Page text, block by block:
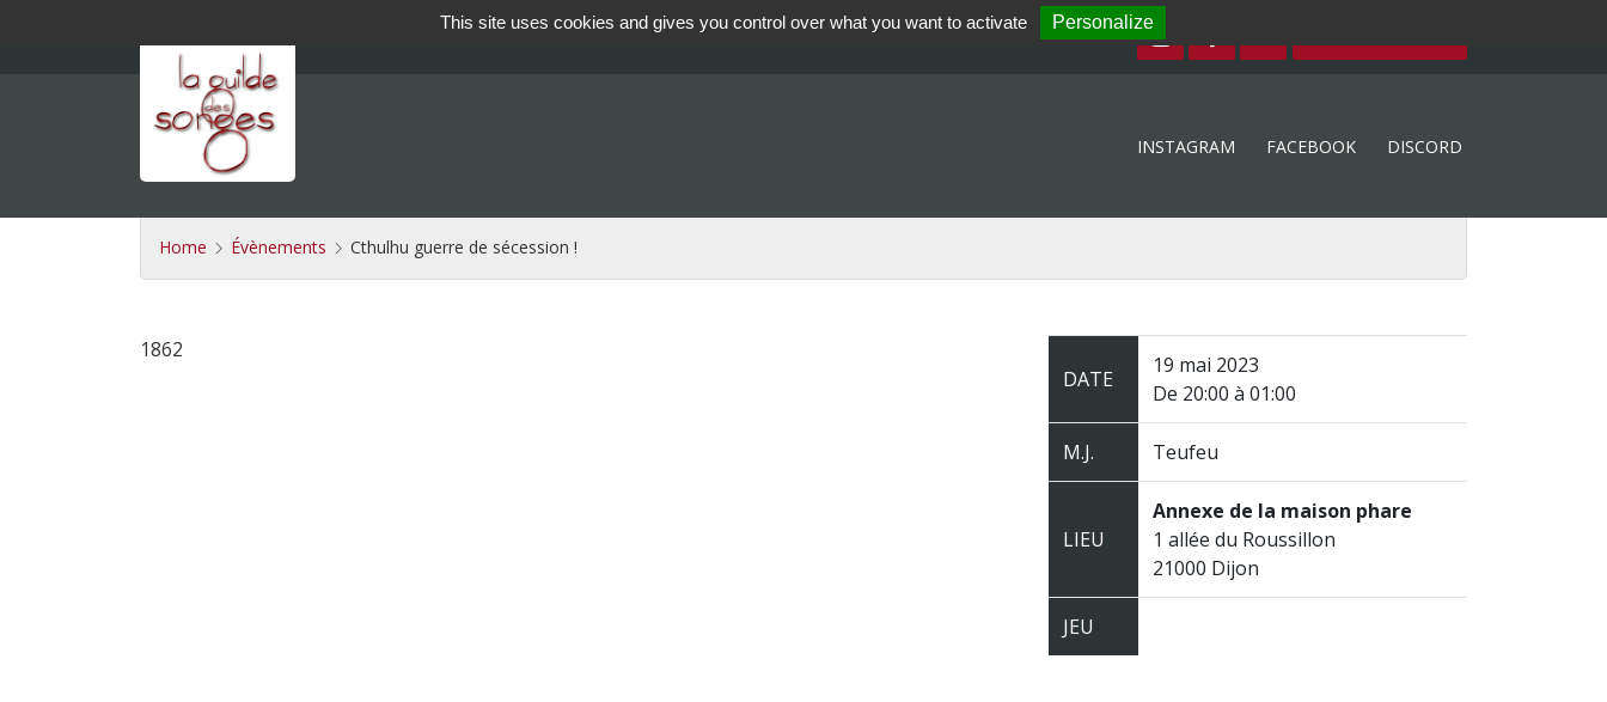
INSTAGRAM FACEBOOK DISCORD
Home Évènements Cthulhu guerre de sécession !
1862
DATE
19 mai 2023
De 20:00 à 01:00
M.J. Teufeu
LIEU
Annexe de la maison phare
1 allée du Roussillon
21000 Dijon
JEU
This site uses cookies and gives you control over what you want to activate Personalize